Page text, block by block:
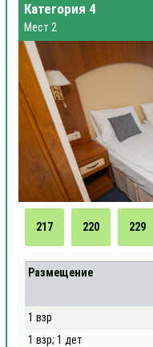
Категория 4
Мест 2
217 220 229
Размещение
1 взр
1 взр; 1 дет